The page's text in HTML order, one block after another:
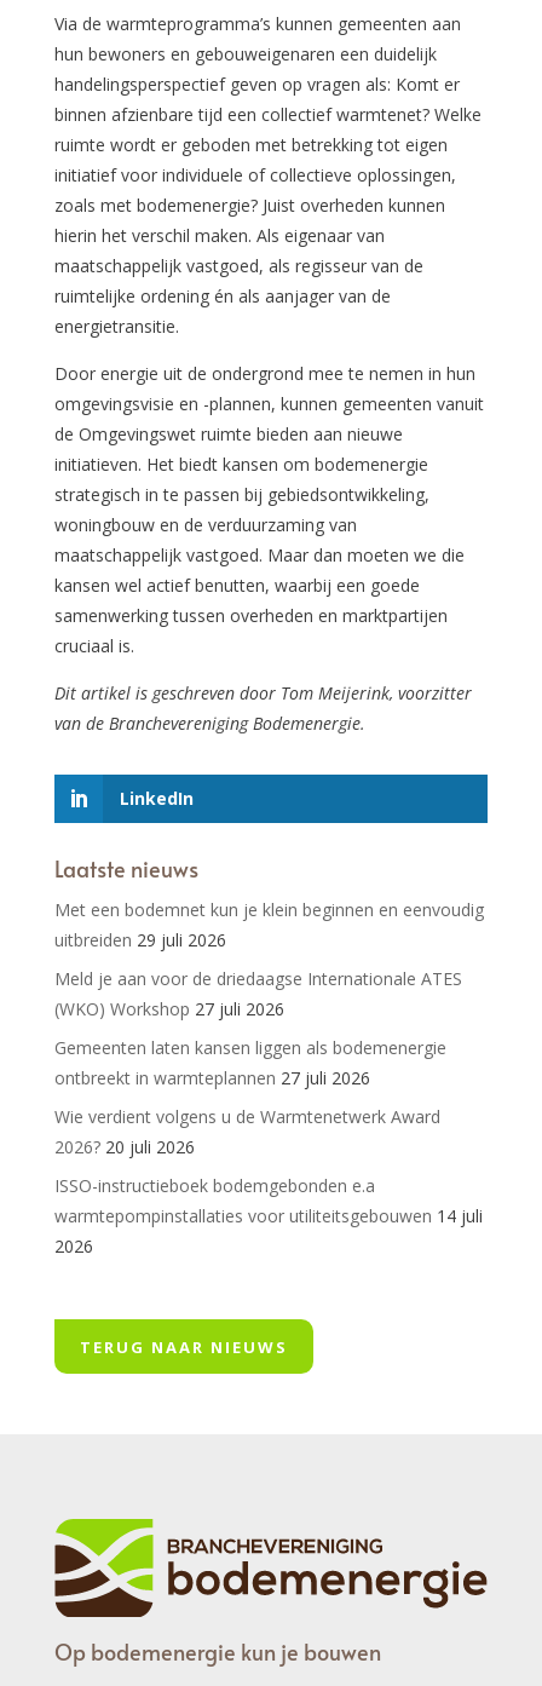
Via de warmteprogramma’s kunnen gemeenten aan
hun bewoners en gebouweigenaren een duidelijk
handelingsperspectief geven op vragen als: Komt er
binnen afzienbare tijd een collectief warmtenet? Welke
ruimte wordt er geboden met betrekking tot eigen
initiatief voor individuele of collectieve oplossingen,
zoals met bodemenergie? Juist overheden kunnen
hierin het verschil maken. Als eigenaar van
maatschappelijk vastgoed, als regisseur van de
ruimtelijke ordening én als aanjager van de
energietransitie.
Door energie uit de ondergrond mee te nemen in hun
omgevingsvisie en -plannen, kunnen gemeenten vanuit
de Omgevingswet ruimte bieden aan nieuwe
initiatieven. Het biedt kansen om bodemenergie
strategisch in te passen bij gebiedsontwikkeling,
woningbouw en de verduurzaming van
maatschappelijk vastgoed. Maar dan moeten we die
kansen wel actief benutten, waarbij een goede
samenwerking tussen overheden en marktpartijen
cruciaal is.
Dit artikel is geschreven door Tom Meijerink, voorzitter
van de Branchevereniging Bodemenergie.
LinkedIn
Laatste nieuws
Met een bodemnet kun je klein beginnen en eenvoudig
uitbreiden 29 juli 2026
Meld je aan voor de driedaagse Internationale ATES
(WKO) Workshop 27 juli 2026
Gemeenten laten kansen liggen als bodemenergie
ontbreekt in warmteplannen 27 juli 2026
Wie verdient volgens u de Warmtenetwerk Award
2026? 20 juli 2026
ISSO-instructieboek bodemgebonden e.a
warmtepompinstallaties voor utiliteitsgebouwen 14 juli
2026
TERUG NAAR NIEUWS
Op bodemenergie kun je bouwen